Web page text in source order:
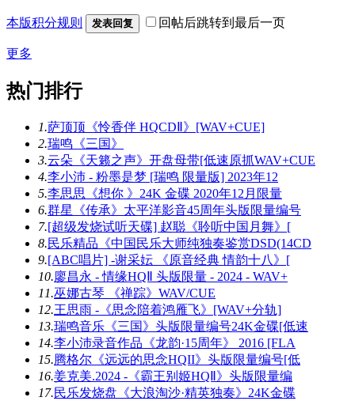
本版积分规则 发表回复 回帖后跳转到最后一页
更多
热门排行
1.萨顶顶《怜香伴 HQCDⅡ》[WAV+CUE]
2.瑞鸣《三国》
3.云朵《天籁之声》开盘母带[低速原抓WAV+CUE
4.李小沛 - 粉墨是梦 [瑞鸣 限量版] 2023年12
5.李思思《想你 》24K 金碟 2020年12月限量
6.群星《传承》太平洋影音45周年头版限量编号
7.[超级发烧试听天碟] 赵聪《聆听中国月舞》[
8.民乐精品《中国民乐大师纯独奏鉴赏DSD(14CD
9.[ABC唱片] -谢采妘 《原音经典 情韵十八》[
10. 廖昌永 - 情缘HQⅡ 头版限量 - 2024 - WAV+
11.巫娜古琴 《禅踪》WAV/CUE
12.王思雨 -《思念陪着鸿雁飞》[WAV+分轨]
13.瑞鸣音乐《三国》头版限量编号24K金碟[低速
14.李小沛录音作品《龙韵·15周年》 2016 [FLA
15.腾格尔《远远的思念HQII》头版限量编号[低
16.姜克美.2024 -《霸王别姬HQⅡ》头版限量编
17.民乐发烧盘《大浪淘沙·精英独奏》24K金碟